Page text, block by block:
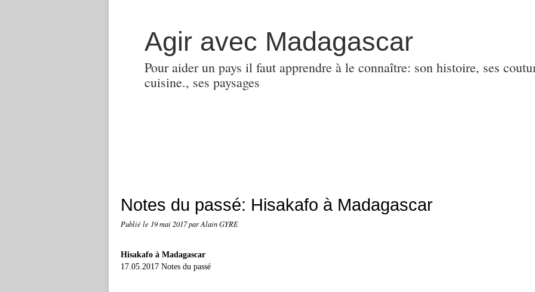
Agir avec Madagascar
Pour aider un pays il faut apprendre à le connaître: son histoire, ses
cuisine., ses paysages
Notes du passé: Hisakafo à Madagascar
Publié le 19 mai 2017par Alain GYRE
Hisakafo à Madagascar
17.05.2017 Notes du passé